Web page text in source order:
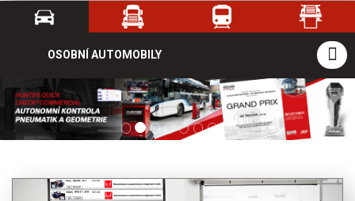
OSOBNÍ AUTOMOBILY